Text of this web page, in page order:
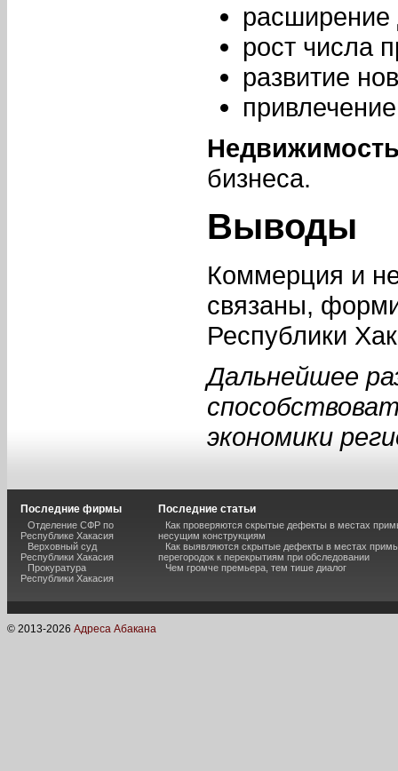
расширение
рост числа
развитие
бизнеса.
Выводы
Коммерция и
связаны,
Республики
Дальнейшее
экономики
Последние фирмы
Отделение СФР по
Республике Хакасия
Верховный суд
Республики Хакасия
Прокуратура
Республики Хакасия
Последние статьи
Как проверяются скрытые дефекты в местах
несущим конструкциям
Как выявляются скрытые дефекты в местах
перегородок к перекрытиям при обследовании
Чем громче премьера, тем тише диалог
© 2013-2026 Адреса Абакана